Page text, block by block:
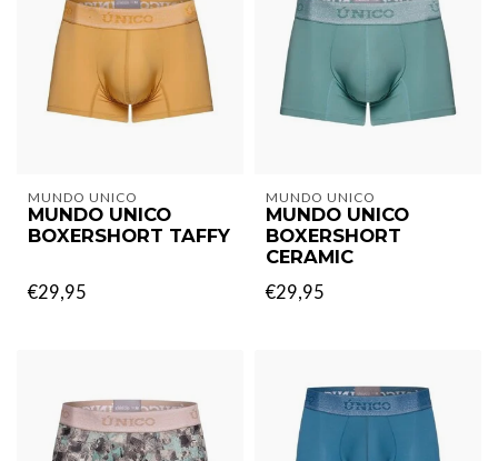
MUNDO UNICO
MUNDO UNICO
BOXERSHORT TAFFY
€29,95
MUNDO UNICO
MUNDO UNICO
BOXERSHORT
CERAMIC
€29,95